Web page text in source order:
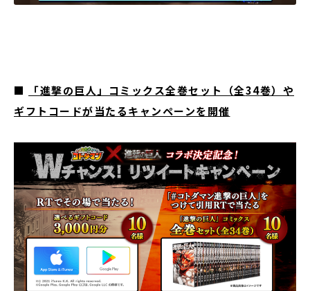
■ 「進撃の巨人」コミックス全巻セット（全34巻）や
ギフトコードが当たるキャンペーンを開催